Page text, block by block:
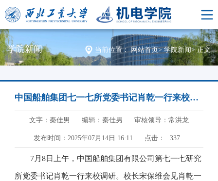
学院新闻 当前位置： 网站首页> 学院新闻> 正文
中国船舶集团七一七所党委书记肖乾一行来校调研
文字：秦佳男 编辑：秦佳男 审核领导：常洪龙
发布时间：2025年07月14日 16:11 点击： 337
7月8日上午，中国船舶集团有限公司第七一七研究
所党委书记肖乾一行来校调研。校长宋保维会见肖乾一